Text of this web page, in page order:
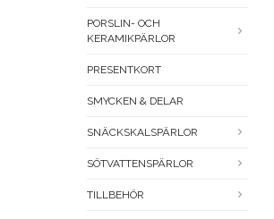
PORSLIN- OCH
KERAMIKPÄRLOR
PRESENTKORT
SMYCKEN & DELAR
SNÄCKSKALSPÄRLOR
SÖTVATTENSPÄRLOR
TILLBEHÖR